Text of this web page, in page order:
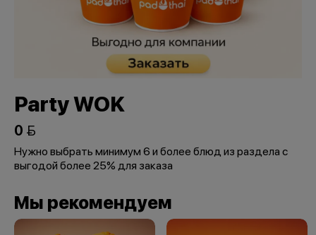
Party WOK
0 
Нужно выбрать минимум 6 и более блюд из раздела с
выгодой более 25% для заказа
Мы рекомендуем